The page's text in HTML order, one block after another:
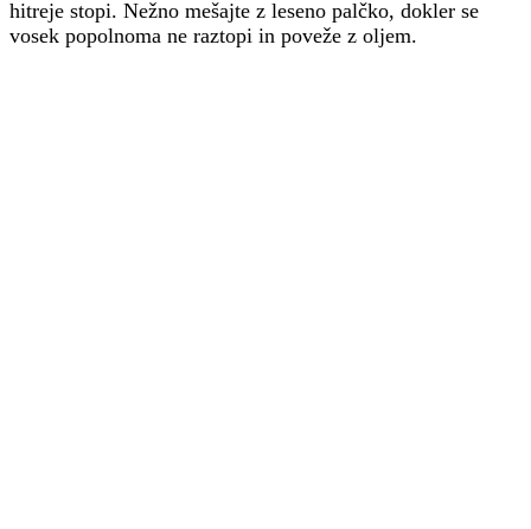
hitreje stopi. Nežno mešajte z leseno palčko, dokler se
vosek popolnoma ne raztopi in poveže z oljem.